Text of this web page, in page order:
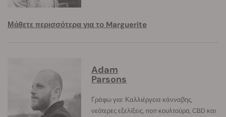
Μάθετε περισσότερα για το Marguerite
Adam
Parsons
Γράφω για: Καλλιέργεια κάνναβης,
νεότερες εξελίξεις, ποπ κουλτούρα, CBD και